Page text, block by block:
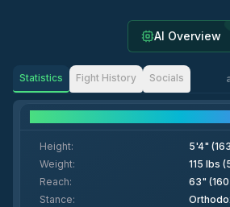
AI Overview
Statistics Fight History Socials
Height:
5'4"
Weight:
115 lbs
Reach:
63"
Stance: